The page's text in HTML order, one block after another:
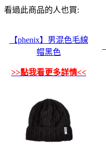
看過此商品的人也買:
【phenix】男混色毛線
帽黑色
>>點我看更多詳情<<